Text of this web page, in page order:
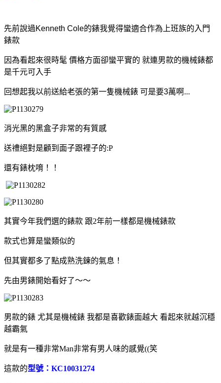
先前說過Kenneth Cole的錶我覺得蠻適合作為上班族的入門
錶款
因為看起來很時髦 價格方面卻蠻平實的 就連男款的機械錶都
是千元可入手
回想起我以前送給老張的第一隻機械錶 可是要3萬啊...
消光黑的黑盒子非常的有質感
送禮絕對是顧到面子跟裡子的:P
還有錶枕唷！！
其實今年我們選的錶款 跟2年前一樣都是機械錶款
款式也算是蠻類似的
但其實都多了點成熟洗鍊的氣息！
先由男錶開始看好了～～
男款的錶 尤其是機械錶 我都是喜歡錶面越大 看起來就越沉穩
越霸氣
就是有一種非常Man非常有男人味的感覺((笑
這款的型號：KC10031274